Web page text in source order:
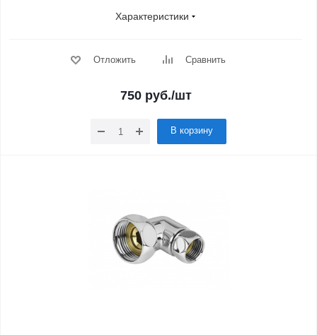
Характеристики
Отложить Сравнить
750 руб./шт
В корзину